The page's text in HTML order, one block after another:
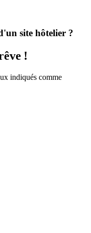
site hôtelier ?
!
indiqués comme